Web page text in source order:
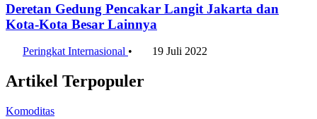
Deretan Gedung Pencakar Langit Jakarta dan
Kota-Kota Besar Lainnya
Peringkat Internasional • 19 Juli 2022
Artikel Terpopuler
Komoditas